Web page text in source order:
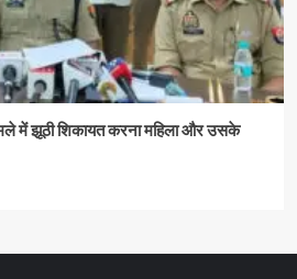
में झूठी शिकायत करना महिला और उसके